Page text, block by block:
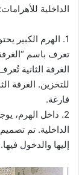
الداخلية للأهرامات:
1. الهرم الكبير
تعرف باسم
الغرفة الثانية
للتخزين. الغرفة
فارغة.
2. داخل الهرم،
الداخلية. تم
إليها والدخول فيها.